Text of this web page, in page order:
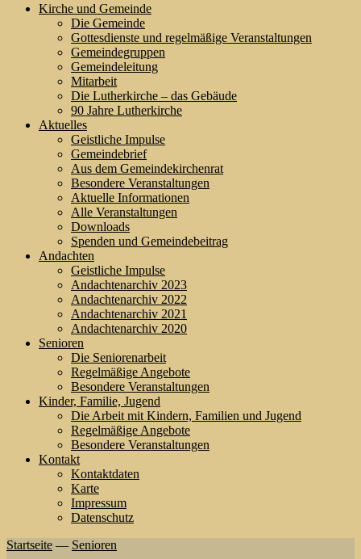
Kirche und Gemeinde
Die Gemeinde
Gottesdienste und regelmäßige Veranstaltungen
Gemeindegruppen
Gemeindeleitung
Mitarbeit
Die Lutherkirche – das Gebäude
90 Jahre Lutherkirche
Aktuelles
Geistliche Impulse
Gemeindebrief
Aus dem Gemeindekirchenrat
Besondere Veranstaltungen
Aktuelle Informationen
Alle Veranstaltungen
Downloads
Spenden und Gemeindebeitrag
Andachten
Geistliche Impulse
Andachtenarchiv 2023
Andachtenarchiv 2022
Andachtenarchiv 2021
Andachtenarchiv 2020
Senioren
Die Seniorenarbeit
Regelmäßige Angebote
Besondere Veranstaltungen
Kinder, Familie, Jugend
Die Arbeit mit Kindern, Familien und Jugend
Regelmäßige Angebote
Besondere Veranstaltungen
Kontakt
Kontaktdaten
Karte
Impressum
Datenschutz
Startseite — Senioren